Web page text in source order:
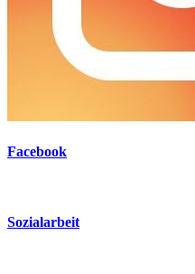
Facebook
Sozialarbeit